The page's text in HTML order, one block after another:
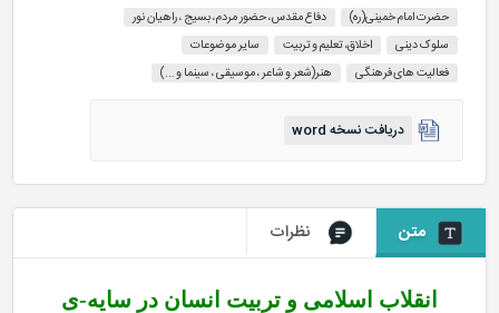
حضرت امام خمینی(ره)
دفاع مقدس، حضور مردم، بسیج ، راهیان نور
سلوک دینی
اخلاق، تعلیم و تربیت
سایر موضوعات
فعالیت های فرهنگی
هنر(شعر و شاعر ، موسیقی ، سینما و ...)
دریافت نسخه word
متن نظرات
انقلاب اسلامی و تربیت انسان در سایه-ی